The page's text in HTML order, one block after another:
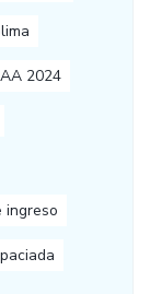
2024
ingreso